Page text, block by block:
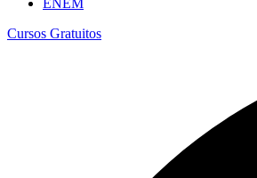
Cursos Gratuitos